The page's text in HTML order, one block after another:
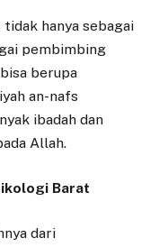
hanya sebagai
pembimbing
berupa
an-nafs
ibadah dan
Allah.
Barat
dari